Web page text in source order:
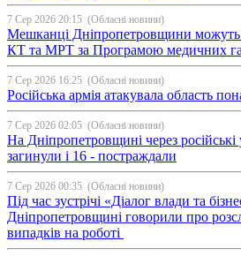
7 Сер 2026 20:15 (Обласні новини)
Мешканці Дніпропетровщини можуть
КТ та МРТ за Програмою медичних
7 Сер 2026 16:25 (Обласні новини)
Російська армія атакувала область
7 Сер 2026 02:05 (Обласні новини)
На Дніпропетровщині через
загинули і 16 - постраждали
7 Сер 2026 00:35 (Обласні новини)
Під час зустрічі «Діалог влади та
Дніпропетровщині говорили про
випадків на роботі